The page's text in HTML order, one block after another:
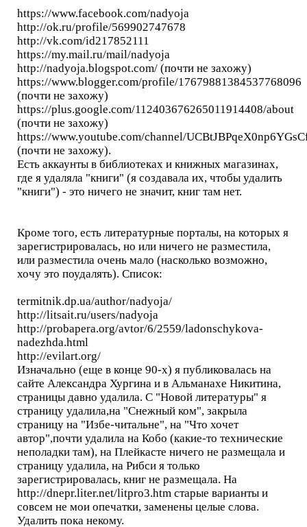
https://www.facebook.com/nadyoja
http://ok.ru/profile/569902747678
http://vk.com/id217852111
https://my.mail.ru/mail/nadyoja
http://nadyoja.blogspot.com/ (почти не захожу)
https://www.blogger.com/profile/17679881384537768096
(почти не захожу)
https://plus.google.com/112403676265011914408/about
(почти не захожу)
https://www.youtube.com/channel/
(почти не захожу).
Есть аккаунты в библиотеках и книжных магазинах,
где я удаляла "книги" (я создавала их, чтобы удалить
"книги") - это ничего не значит, книг там нет.
Кроме того, есть литературные порталы, на которых я
зарегистрировалась, но или ничего не разместила,
или разместила очень мало (насколько возможно,
хочу это поудалять). Список:
termitnik.dp.ua/author/nadyoja/
http://litsait.ru/users/nadyoja
http://probapera.org/avtor/6/2559/ladonschykova-
nadezhda.html
http://evilart.org/
Изначально (еще в конце 90-х) я публиковалась на
сайте Александра Хургина и в Альманахе Никитина,
страницы давно удалила. C "Новой литературы" я
страницу удалила,на "Снежный ком", закрыла
страницу на "Избе-читальне", на "Что хочет
автор",почти удалила на Кобо (какие-то технические
неполадки там), на Плейкасте ничего не размещала и
страницу удалила, на Рибси я только
зарегистрировалась, книг не размещала. На
http://dnepr.liter.net/litpro3.htm старые варианты и
совсем не мои опечатки, заменены целые слова.
Удалить пока некому.